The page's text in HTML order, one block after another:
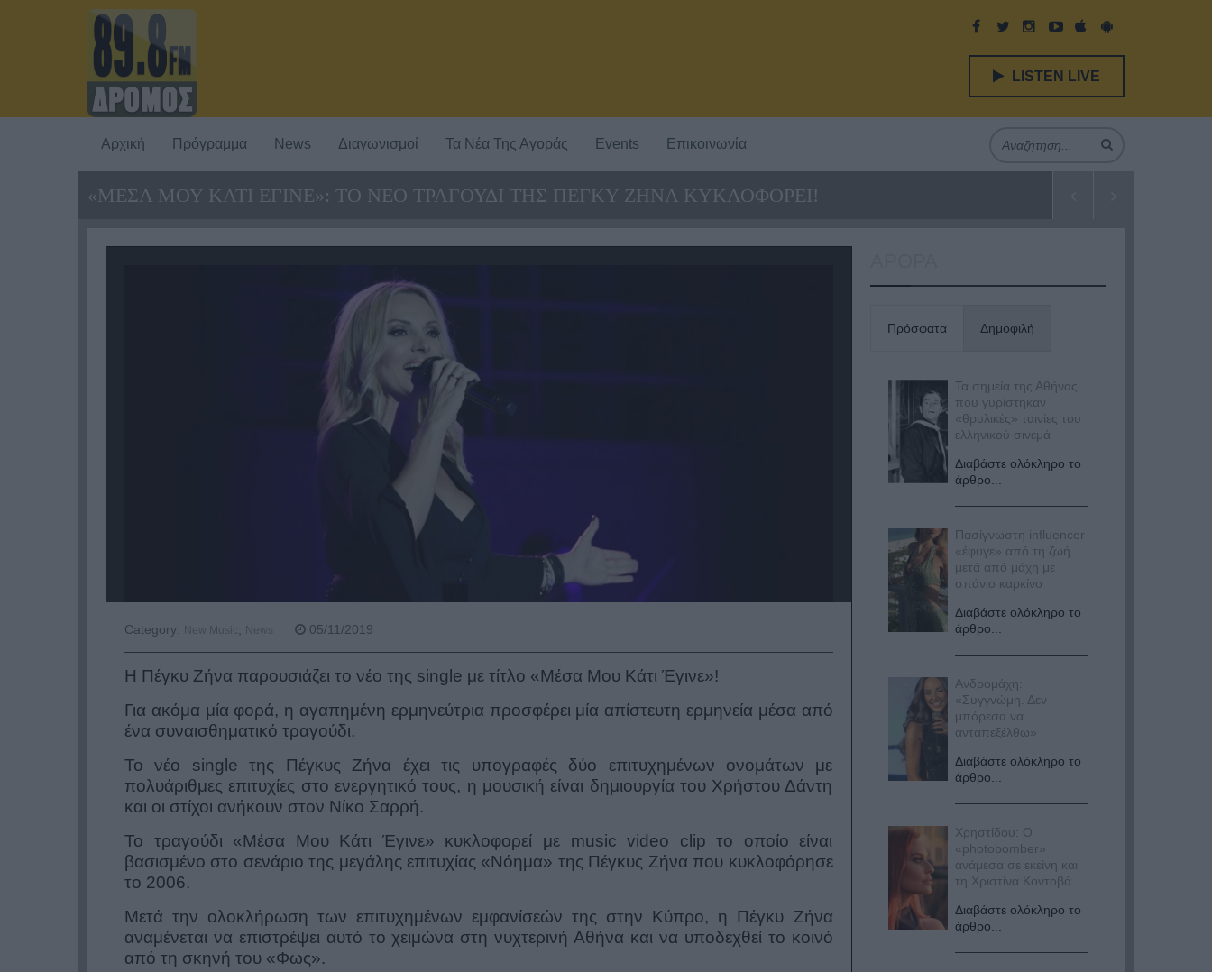
LISTEN LIVE
Αρχική Πρόγραμμα News Διαγωνισμοί Τα Νέα Της Αγοράς Events Επικοινωνία
«ΜΕΣΑ ΜΟΥ ΚΑΤΙ ΕΓΙΝΕ»: ΤΟ ΝΕΟ ΤΡΑΓΟΥΔΙ ΤΗΣ ΠΕΓΚΥ ΖΗΝΑ ΚΥΚΛΟΦΟΡΕΙ!
Category: New Music News 05/11/2019
Η Πέγκυ Ζήνα παρουσιάζει το νέο της single με τίτλο «Μέσα Μου Κάτι Έγινε»!
Για ακόμα μία φορά, η αγαπημένη ερμηνεύτρια προσφέρει μία απίστευτη ερμηνεία μέσα από
ένα συναισθηματικό τραγούδι.
Το νέο single της Πέγκυς Ζήνα έχει τις υπογραφές δύο επιτυχημένων ονομάτων με
πολυάριθμες επιτυχίες στο ενεργητικό τους, η μουσική είναι δημιουργία του Χρήστου Δάντη
και οι στίχοι ανήκουν στον Νίκο Σαρρή.
Το τραγούδι «Μέσα Μου Κάτι Έγινε» κυκλοφορεί με music video clip το οποίο είναι
βασισμένο στο σενάριο της μεγάλης επιτυχίας «Νόημα» της Πέγκυς Ζήνα που κυκλοφόρησε
το 2006.
Μετά την ολοκλήρωση των επιτυχημένων εμφανίσεών της στην Κύπρο, η Πέγκυ Ζήνα
αναμένεται να επιστρέψει αυτό το χειμώνα στη νυχτερινή Αθήνα και να υποδεχθεί το κοινό
από τη σκηνή του «Φως».
Πρόσφατα Δημοφιλή
Τα σημεία της Αθήνας
που γυρίστηκαν
«θρυλικές» ταινίες του
ελληνικού σινεμά
Διαβάστε ολόκληρο το
άρθρο...
Πασίγνωστη influencer
«έφυγε» από τη ζωή
μετά από μάχη με
σπάνιο καρκίνο
Διαβάστε ολόκληρο το
άρθρο...
Ανδρομάχη:
«Συγγνώμη. Δεν
μπόρεσα να
ανταπεξέλθω»
Διαβάστε ολόκληρο το
άρθρο...
Χρηστίδου: Ο
«photobomber»
ανάμεσα σε εκείνη και
τη Χριστίνα Κοντοβά
Διαβάστε ολόκληρο το
άρθρο...